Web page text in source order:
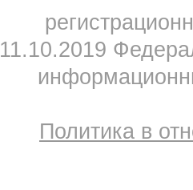
11.10.2019
Политика в